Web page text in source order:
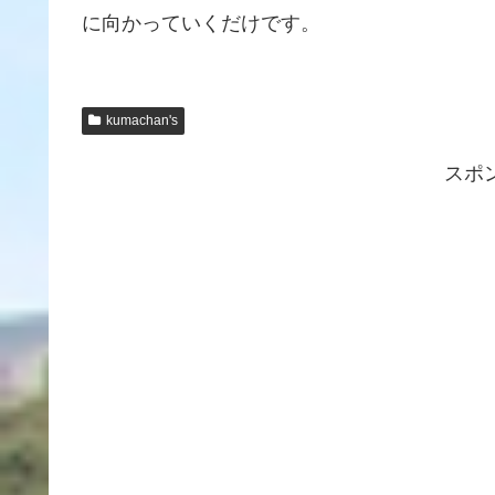
に向かっていくだけです。
kumachan's
スポ